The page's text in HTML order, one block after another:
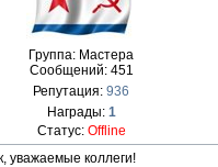
Группа: Мастера
Сообщений: 451
Репутация: 936
Награды: 1
Статус: Offline
уважаемые коллеги!